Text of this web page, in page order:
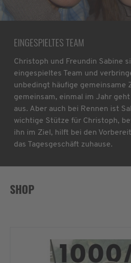
EINGESPIELTES TEAM
Christoph und Freundin Sabine
eingespieltes Team und
unbedingt häufige gemeinsame
gemeinsam, einmal im Jahr
aus. Aber auch bei Rennen ist
wichtige Stütze für Christoph,
ihn im Ziel, hilft bei den
das Tagesgeschäft zuhause.
SHOP